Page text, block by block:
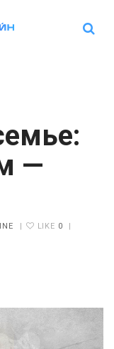
—
LIKE 0